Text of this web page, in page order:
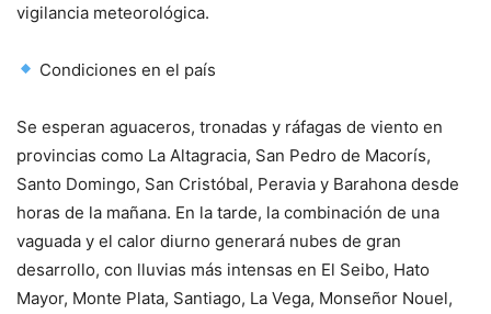
vigilancia meteorológica.
Condiciones en el país
Se esperan aguaceros, tronadas y ráfagas de viento en
provincias como La Altagracia, San Pedro de Macorís,
Santo Domingo, San Cristóbal, Peravia y Barahona desde
horas de la mañana. En la tarde, la combinación de una
vaguada y el calor diurno generará nubes de gran
desarrollo, con lluvias más intensas en El Seibo, Hato
Mayor, Monte Plata, Santiago, La Vega, Monseñor Nouel,